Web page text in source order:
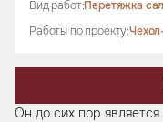
Аксессуары
Коврики из экокожи
Тиснение на коже
Накидки на сиденья из
спинок сидений для
Вид работ:Перетяжка
Работы по проекту:
Он до сих пор